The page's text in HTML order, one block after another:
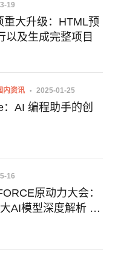
19
重大升级：HTML预
以及生成完整项目
内资讯 2025-01-25
AI 编程助手的创
16
原动力大会：
AI模型深度解析 附